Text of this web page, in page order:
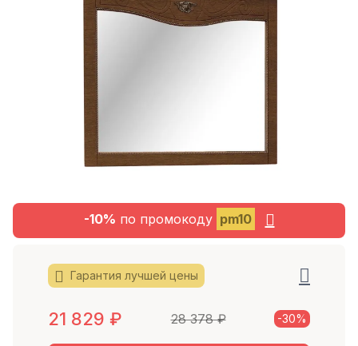
-10% по промокоду pm10
Гарантия лучшей цены
21 829 ₽ 28 378₽ -30%